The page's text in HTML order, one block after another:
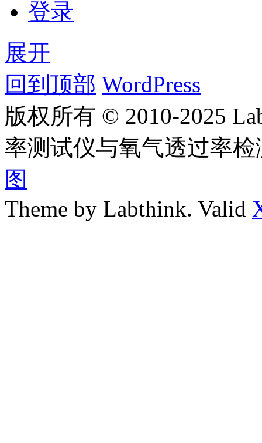
登录
展开
回到顶部 WordPress
版权所有 © 2010-2025
率测试仪与氧气透过率
图
Theme by Labthink. Valid